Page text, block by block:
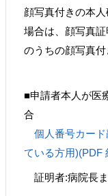
顔写真付きの本
場合は、顔写真
のうちの顔写真付
■申請者本人が医
合
個人番号カー
ている方用)(PDF
証明者:病院長